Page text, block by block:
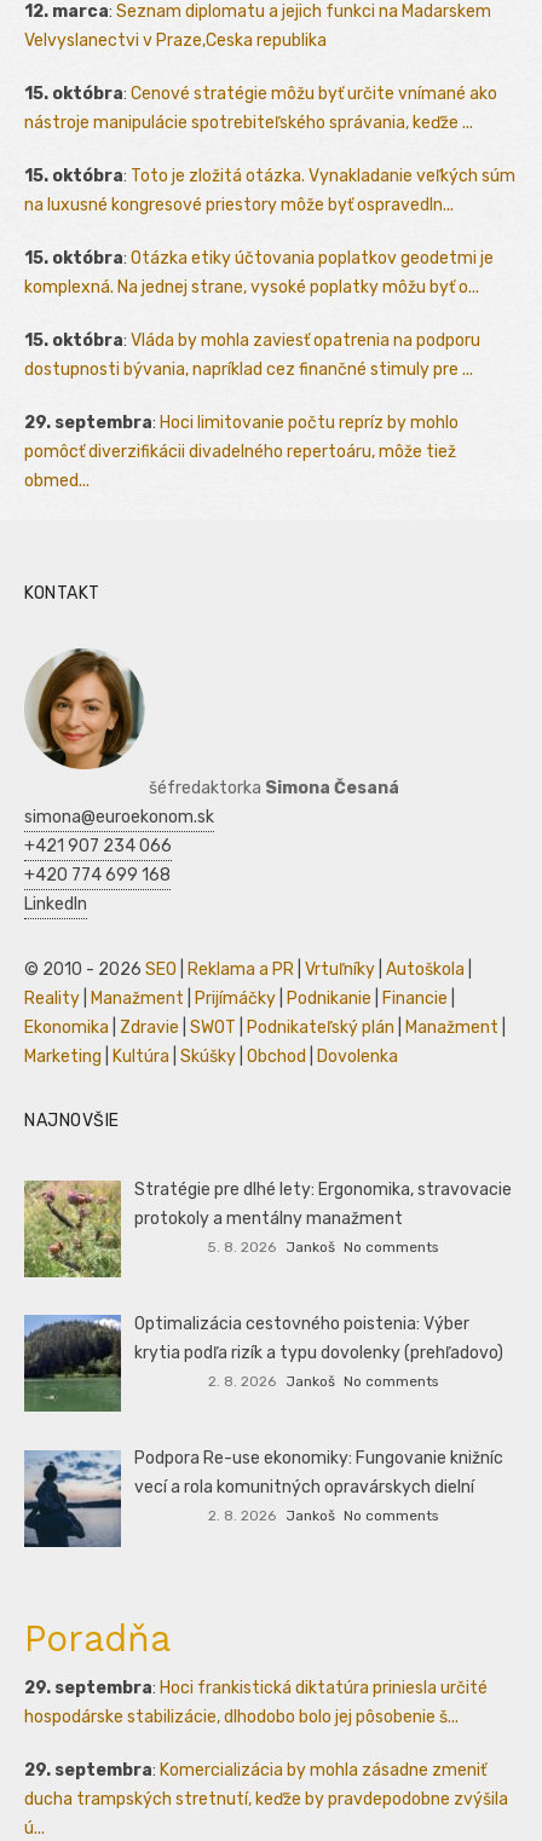
12. marca: Seznam diplomatu a jejich funkci na Madarskem
Velvyslanectvi v Praze,Ceska republika
15. októbra: Cenové stratégie môžu byť určite vnímané ako
nástroje manipulácie spotrebiteľského správania, keďže ...
15. októbra: Toto je zložitá otázka. Vynakladanie veľkých súm
na luxusné kongresové priestory môže byť ospravedln...
15. októbra: Otázka etiky účtovania poplatkov geodetmi je
komplexná. Na jednej strane, vysoké poplatky môžu byť o...
15. októbra: Vláda by mohla zaviesť opatrenia na podporu
dostupnosti bývania, napríklad cez finančné stimuly pre ...
29. septembra: Hoci limitovanie počtu repríz by mohlo
pomôcť diverzifikácii divadelného repertoáru, môže tiež
obmed...
KONTAKT
šéfredaktorka Simona Česaná
simona@euroekonom.sk
+421 907 234 066
+420 774 699 168
LinkedIn
© 2010 - 2026 SEO Reklama a PR Vrtuľníky Autoškola
Reality
Manažment Prijímáčky Podnikanie Financie
Ekonomika
Zdravie SWOT Podnikateľský plán Manažment
Marketing
Kultúra Skúšky Obchod Dovolenka
NAJNOVŠIE
Stratégie pre dlhé lety: Ergonomika, stravovacie
protokoly a mentálny manažment
5. 8. 2026 Jankoš No comments
Optimalizácia cestovného poistenia: Výber
krytia podľa rizík a typu dovolenky (prehľadovo)
2. 8. 2026 Jankoš No comments
Podpora Re-use ekonomiky: Fungovanie knižníc
vecí a rola komunitných opravárskych dielní
2. 8. 2026 Jankoš No comments
Poradňa
29. septembra: Hoci frankistická diktatúra priniesla určité
hospodárske stabilizácie, dlhodobo bolo jej pôsobenie š...
29. septembra: Komercializácia by mohla zásadne zmeniť
ducha trampských stretnutí, keďže by pravdepodobne zvýšila
ú...